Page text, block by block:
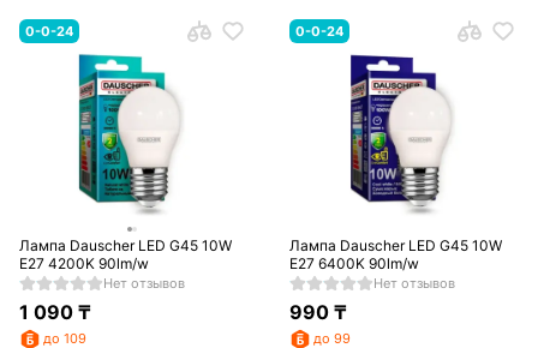
0-0-24
Лампа Dauscher LED G45 10W
E27 4200K 90lm/w
Нет отзывов
1 090₸
до 109
0-0-24
Лампа Dauscher LED G45 10W
E27 6400K 90lm/w
Нет отзывов
990 ₸
до 99